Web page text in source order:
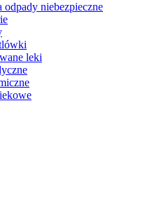
niebezpieczne
leki